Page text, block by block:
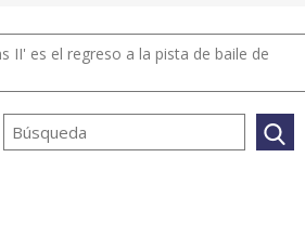
II' es el regreso a la pista de baile de